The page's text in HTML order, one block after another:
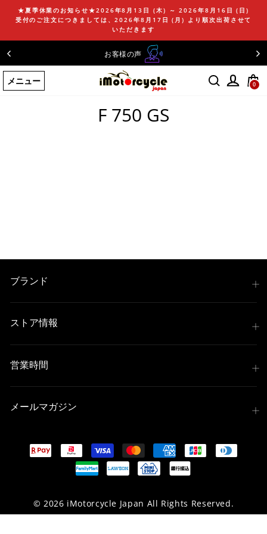
ン
ツ
に
ス
キ
★夏季休業のお知らせ★2026年8月13日 (木) ～ 2026年8月16日 (日)
受付のご注文につきましては、2026年8月17日 (月) より順次出荷させて
いただきます
お客様の声
メニュー 0
ホームページ /F 750 GS
F 750 GS
ブランド
ストア情報
営業時間
メールマガジン
© 2026 iMotorcycle Japan All Rights Reserved.